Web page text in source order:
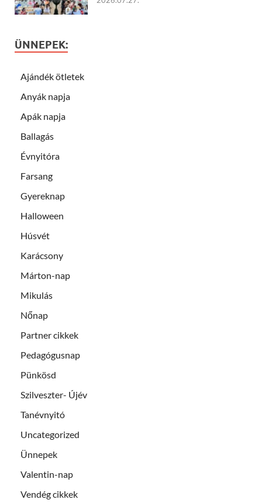
ÜNNEPEK:
Ajándék ötletek
Anyák napja
Apák napja
Ballagás
Évnyitóra
Farsang
Gyereknap
Halloween
Húsvét
Karácsony
Márton-nap
Mikulás
Nőnap
Partner cikkek
Pedagógusnap
Pünkösd
Szilveszter- Újév
Tanévnyitó
Uncategorized
Ünnepek
Valentin-nap
Vendég cikkek